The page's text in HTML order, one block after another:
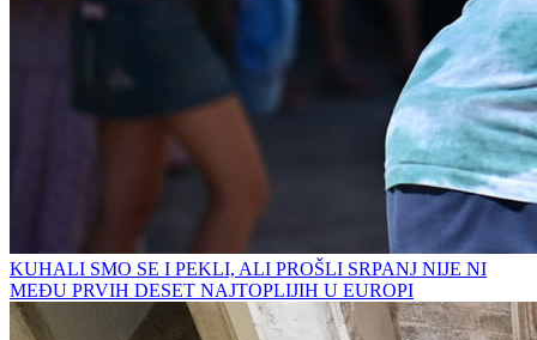
KUHALI SMO SE I PEKLI, ALI PROŠLI SRPANJ NIJE NI
MEĐU PRVIH DESET NAJTOPLIJIH U EUROPI